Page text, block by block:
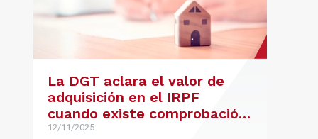
La DGT aclara el valor de
adquisición en el IRPF
cuando existe comprobación
de valores
12/11/2025